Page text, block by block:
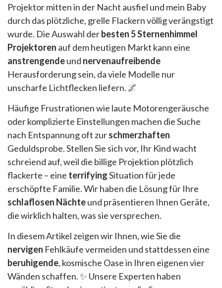
Projektor mitten in der Nacht ausfiel und mein Baby
durch das plötzliche, grelle Flackern völlig verängstigt
wurde. Die Auswahl derbesten 5 Sternenhimmel
Projektoren auf dem heutigen Markt kann eine
anstrengendeund nervenaufreibende
Herausforderung sein, da viele Modelle nur
unscharfe Lichtflecken liefern. 🌌
Häufige Frustrationen wie laute Motorengeräusche
oder komplizierte Einstellungen machen die Suche
nach Entspannung oft zurschmerzhaften
Geduldsprobe. Stellen Sie sich vor, Ihr Kind wacht
schreiend auf, weil die billige Projektion plötzlich
flackerte – eine terrifyingSituation für jede
erschöpfte Familie. Wir haben die Lösung für Ihre
schlaflosen Nächteund präsentieren Ihnen Geräte,
die wirklich halten, was sie versprechen.
In diesem Artikel zeigen wir Ihnen, wie Sie die
nervigen Fehlkäufe vermeiden und stattdessen eine
beruhigende, kosmische Oase in Ihren eigenen vier
Wänden schaffen. ✨ Unsere Experten haben